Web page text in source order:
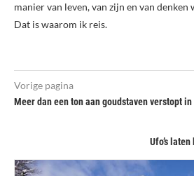
manier van leven, van zijn en van
Dat is waarom ik reis.
Vorige pagina
Meer dan een ton aan goudstaven verstopt
Ufo’s